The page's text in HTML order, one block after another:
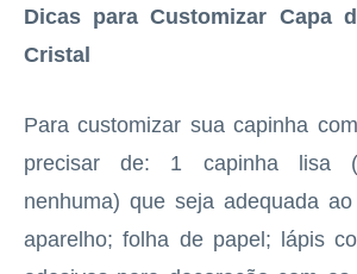
Dicas para Customizar Capa
Cristal
Para customizar sua capinha
precisar de: 1 capinha lisa
nenhuma) que seja adequada
aparelho; folha de papel; lápis